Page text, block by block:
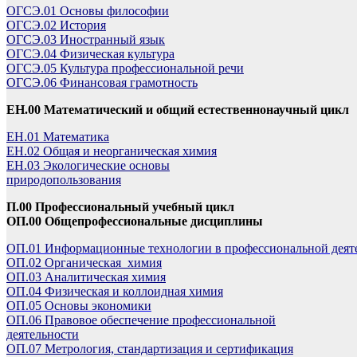
ОГСЭ.01 Основы философии
ОГСЭ.02 История
ОГСЭ.03 Иностранный язык
ОГСЭ.04 Физическая культура
ОГСЭ.05 Культура профессиональной речи
ОГСЭ.06 Финансовая грамотность
ЕН.00 Математический и общий естественнонаучный цикл
ЕН.01 Математика
ЕН.02 Общая и неорганическая химия
ЕН.03 Экологические основы
природопользования
П.00 Профессиональный учебный цикл
ОП.00 Общепрофессиональные дисциплины
ОП.01 Информационные технологии в профессиональной
ОП.02 Органическая химия
ОП.03 Аналитическая химия
ОП.04 Физическая и коллоидная химия
ОП.05 Основы экономики
ОП.06 Правовое обеспечение профессиональной
деятельности
ОП.07 Метрология, стандартизация и сертификация